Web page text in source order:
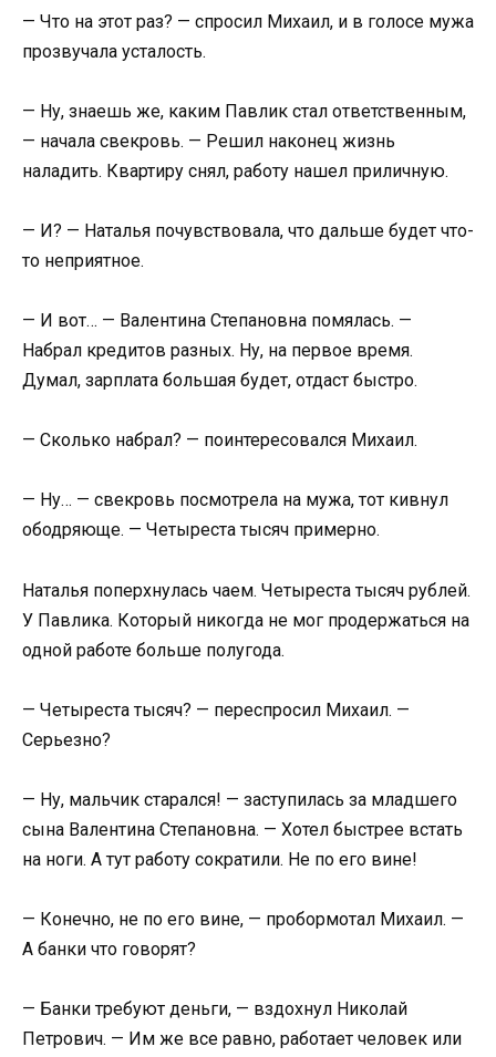
— Что на этот раз? — спросил Михаил, и в голосе мужа
прозвучала усталость.
— Ну, знаешь же, каким Павлик стал ответственным,
— начала свекровь. — Решил наконец жизнь
наладить. Квартиру снял, работу нашел приличную.
— И? — Наталья почувствовала, что дальше будет что-
то неприятное.
— И вот… — Валентина Степановна помялась. —
Набрал кредитов разных. Ну, на первое время.
Думал, зарплата большая будет, отдаст быстро.
— Сколько набрал? — поинтересовался Михаил.
— Ну… — свекровь посмотрела на мужа, тот кивнул
ободряюще. — Четыреста тысяч примерно.
Наталья поперхнулась чаем. Четыреста тысяч рублей.
У Павлика. Который никогда не мог продержаться на
одной работе больше полугода.
— Четыреста тысяч? — переспросил Михаил. —
Серьезно?
— Ну, мальчик старался! — заступилась за младшего
сына Валентина Степановна. — Хотел быстрее встать
на ноги. А тут работу сократили. Не по его вине!
— Конечно, не по его вине, — пробормотал Михаил. —
А банки что говорят?
— Банки требуют деньги, — вздохнул Николай
Петрович. — Им же все равно, работает человек или